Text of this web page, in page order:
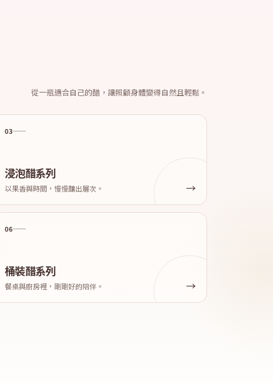
從一瓶適合自己的醋，讓照顧身體變得自然且輕鬆。
03
浸泡醋系列
以果香與時間，慢慢釀出層次。
06
桶裝醋系列
餐桌與廚房裡，剛剛好的陪伴。